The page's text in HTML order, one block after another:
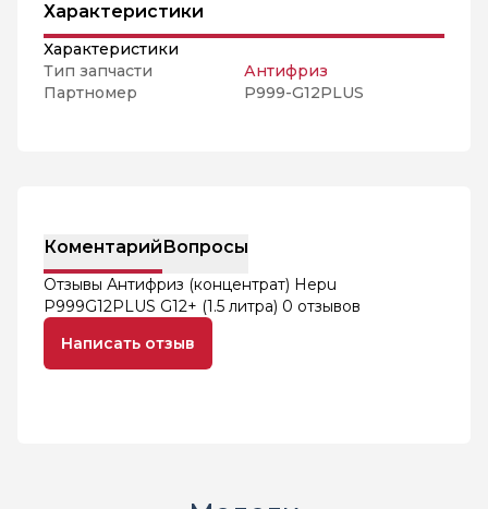
Характеристики
Характеристики
Тип запчасти
Антифриз
Партномер
P999-G12PLUS
КоментарийВопросы
Отзывы Антифриз (концентрат) Hepu
P999G12PLUS G12+ (1.5 литра) 0 отзывов
Написать отзыв